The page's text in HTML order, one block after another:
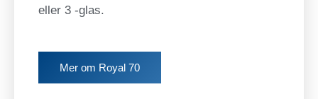
eller 3 -glas.
Mer om Royal 70